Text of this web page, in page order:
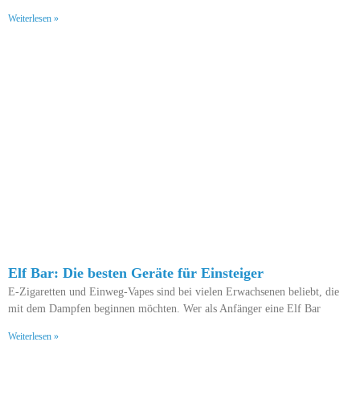
Weiterlesen »
Elf Bar: Die besten Geräte für Einsteiger
E-Zigaretten und Einweg-Vapes sind bei vielen Erwachsenen beliebt, die
mit dem Dampfen beginnen möchten. Wer als Anfänger eine Elf Bar
Weiterlesen »